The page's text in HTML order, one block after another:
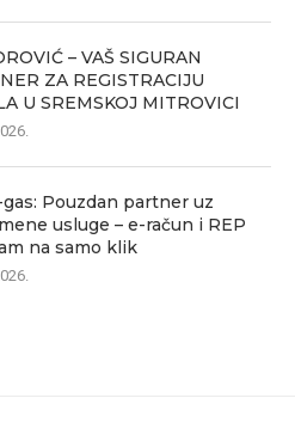
– VAŠ SIGURAN
ZA REGISTRACIJU
U SREMSKOJ MITROVICI
Pouzdan partner uz
usluge – e-račun i REP
na samo klik